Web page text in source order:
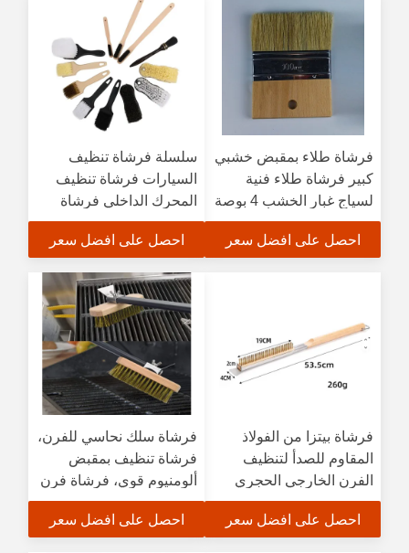
فرشاة طلاء بمقبض خشبي
كبير فرشاة طلاء فنية
لسياج غبار الخشب 4 بوصة
5.1 سم شعيرات
احصل على افضل سعر
سلسلة فرشاة تنظيف
السيارات فرشاة تنظيف
المحرك الداخلي فرشاة
محور الإطارات
احصل على افضل سعر
فرشاة بيتزا من الفولاذ
المقاوم للصدأ لتنظيف
الفرن الخارجي الحجري
فرشاة الشواء مع الشفرات
الفعالة لأدوات البيتزا
احصل على افضل سعر
فرشاة سلك نحاسي للفرن،
فرشاة تنظيف بمقبض
ألومنيوم قوي، فرشاة فرن
بيتزا
احصل على افضل سعر